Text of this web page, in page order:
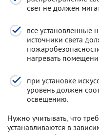
свет не должен
все установленные
источники света
нагревать
при установке
уровень должен
освещению.
Нужно учитывать, что
устанавливаются в